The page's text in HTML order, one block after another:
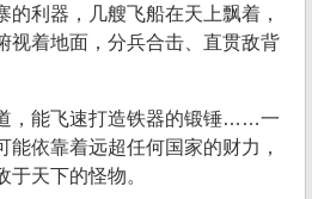
的利器，几艘飞船在天上飘着，
视着地面，分兵合击、直贯敌背
，能飞速打造铁器的锻锤……一
能依靠着远超任何国家的财力，
天下的怪物。